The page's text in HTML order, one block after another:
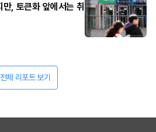
, 토큰화 앞에서는 취
전체 리포트 보기